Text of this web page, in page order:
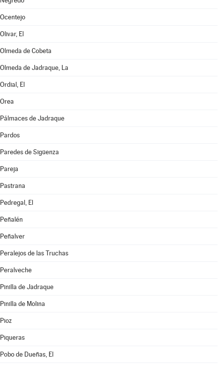
Ocentejo
Olivar, El
Olmeda de Cobeta
Olmeda de Jadraque, La
Ordial, El
Orea
Pálmaces de Jadraque
Pardos
Paredes de Sigüenza
Pareja
Pastrana
Pedregal, El
Peñalén
Peñalver
Peralejos de las Truchas
Peralveche
Pinilla de Jadraque
Pinilla de Molina
Pioz
Piqueras
Pobo de Dueñas, El